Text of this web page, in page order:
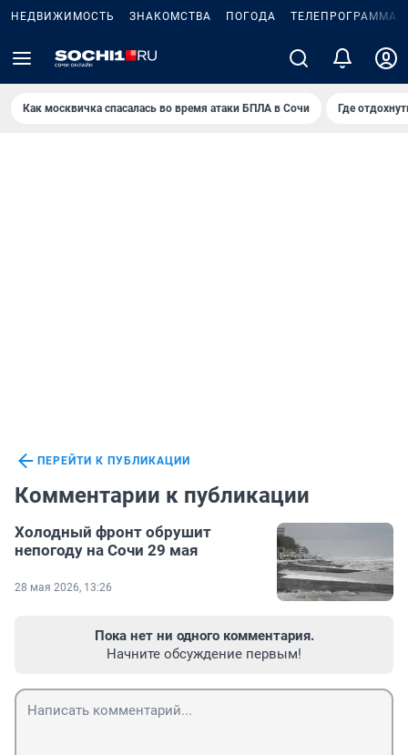
НЕДВИЖИМОСТЬ ЗНАКОМСТВА ПОГОДА ТЕЛЕПРОГРАММА
Как москвичка спасалась во время атаки БПЛА в Сочи Где
ПЕРЕЙТИ К ПУБЛИКАЦИИ
Комментарии к публикации
Холодный фронт обрушит
непогоду на Сочи 29 мая
28 мая 2026, 13:26
Пока нет ни одного комментария.
Начните обсуждение первым!